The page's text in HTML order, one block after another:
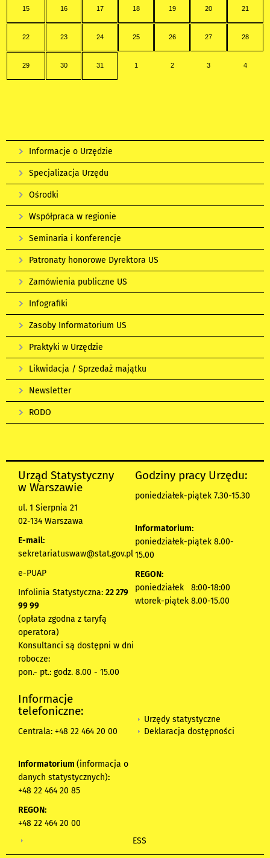
15 16 17 18 19 20 21
22 23 24 25 26 27 28
29 30 31 1 2 3 4
Informacje o Urzędzie
Specjalizacja Urzędu
Ośrodki
Współpraca w regionie
Seminaria i konferencje
Patronaty honorowe Dyrektora US
Zamówienia publiczne US
Infografiki
Zasoby Informatorium US
Praktyki w Urzędzie
Likwidacja / Sprzedaż majątku
Newsletter
RODO
Urząd Statystyczny
w Warszawie
ul. 1 Sierpnia 21
02-134 Warszawa
E-mail:
sekretariatuswaw@stat.gov.pl
e-PUAP
Infolinia Statystyczna: 22 279
99 99
(opłata zgodna z taryfą
operatora)
Konsultanci są dostępni w dni
robocze:
pon.- pt.: godz. 8.00 - 15.00
Godziny pracy Urzędu:
poniedziałek-piątek 7.30-15.30
Informatorium:
poniedziałek-piątek 8.00-
15.00
REGON:
poniedziałek 8:00-18:00
wtorek-piątek 8.00-15.00
Informacje
telefoniczne:
Centrala: +48 22 464 20 00
Informatorium (informacja o
danych statystycznych):
+48 22 464 20 85
REGON:
+48 22 464 20 00
Urzędy statystyczne
Deklaracja dostępności
ESS